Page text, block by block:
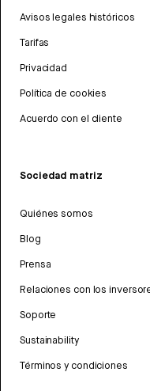
Avisos legales históricos
Tarifas
Privacidad
Política de cookies
Acuerdo con el cliente
Sociedad matriz
Quiénes somos
Blog
Prensa
Relaciones con los
Soporte
Sustainability
Términos y condiciones